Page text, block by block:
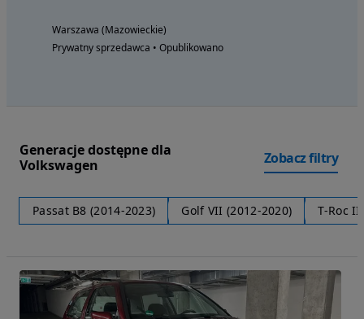
Warszawa (Mazowieckie)
Prywatny sprzedawca • Opublikowano
Generacje dostępne dla
Volkswagen
Zobacz filtry
Passat B8 (2014-2023) Golf VII (2012-2020) T-Roc II